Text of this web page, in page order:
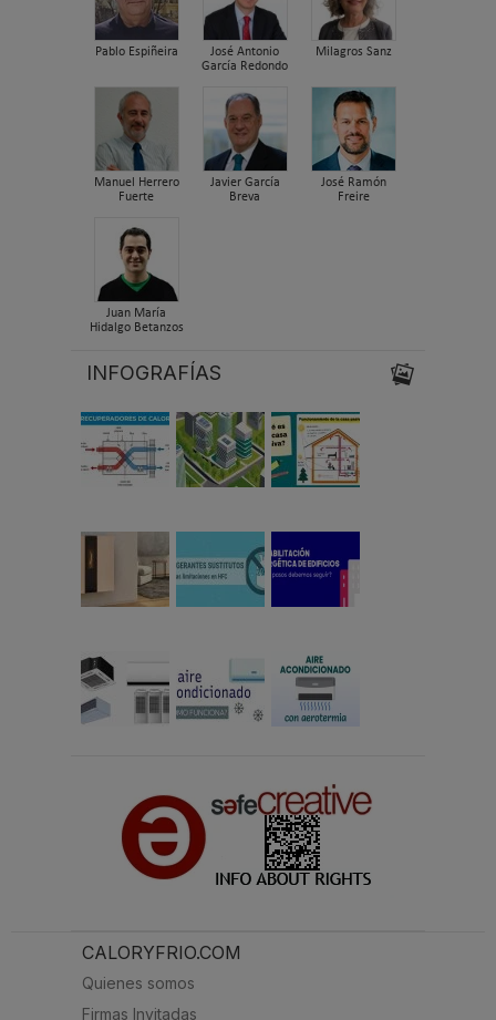
Pablo Espiñeira
José Antonio
García Redondo
Milagros Sanz
Manuel Herrero
Fuerte
Javier García
Breva
José Ramón
Freire
Juan María
Hidalgo Betanzos
INFOGRAFÍAS
CALORYFRIO.COM
Quienes somos
Firmas Invitadas